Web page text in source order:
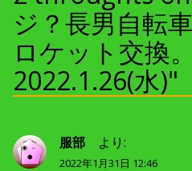
ー
シ
ョ
ン
ジ？長男自転
ロケット交換。
2022.1.26(水)"
服部 より:
2022年1月31日 12:46